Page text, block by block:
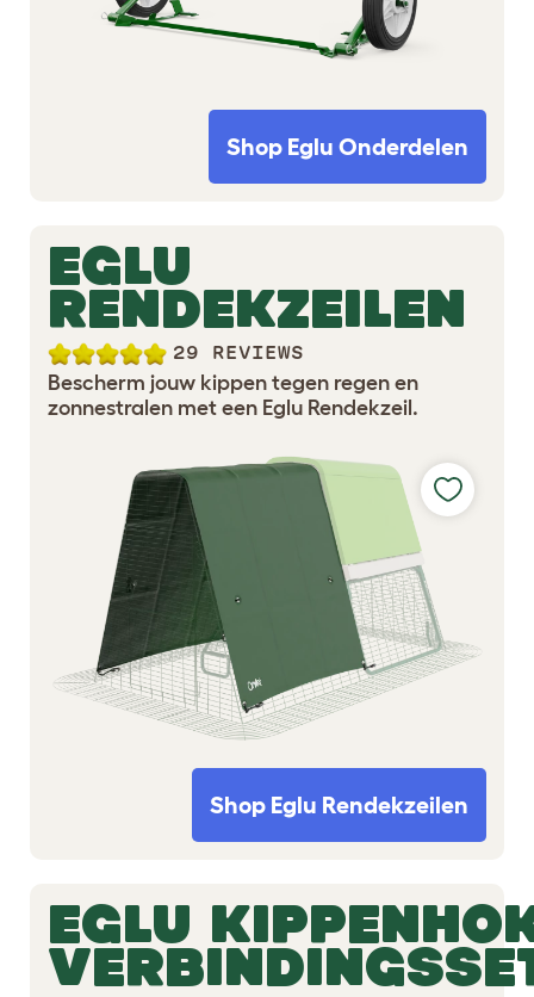
Shop Eglu Onderdelen
EGLU
RENDEKZEILEN
29 REVIEWS
Bescherm jouw kippen tegen regen en
zonnestralen met een Eglu Rendekzeil.
Shop Eglu Rendekzeilen
EGLU